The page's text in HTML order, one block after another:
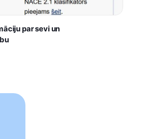
par sevi un